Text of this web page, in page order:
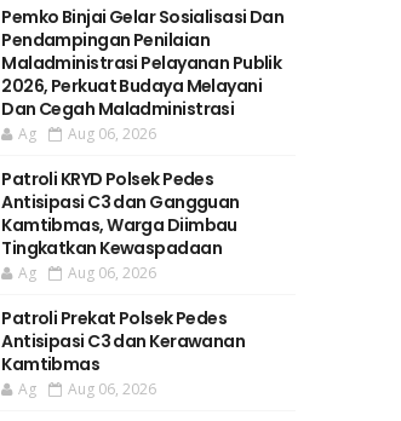
Pemko Binjai Gelar Sosialisasi Dan
Pendampingan Penilaian
Maladministrasi Pelayanan Publik
2026, Perkuat Budaya Melayani
Dan Cegah Maladministrasi
Ag Aug 06, 2026
Patroli KRYD Polsek Pedes
Antisipasi C3 dan Gangguan
Kamtibmas, Warga Diimbau
Tingkatkan Kewaspadaan
Ag Aug 06, 2026
Patroli Prekat Polsek Pedes
Antisipasi C3 dan Kerawanan
Kamtibmas
Ag Aug 06, 2026